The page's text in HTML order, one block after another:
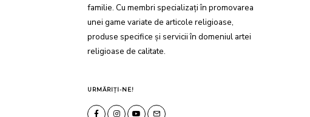
familie. Cu membri specializați în promovarea
unei game variate de articole religioase,
produse specifice și servicii în domeniul artei
religioase de calitate.
URMĂRIȚI-NE!